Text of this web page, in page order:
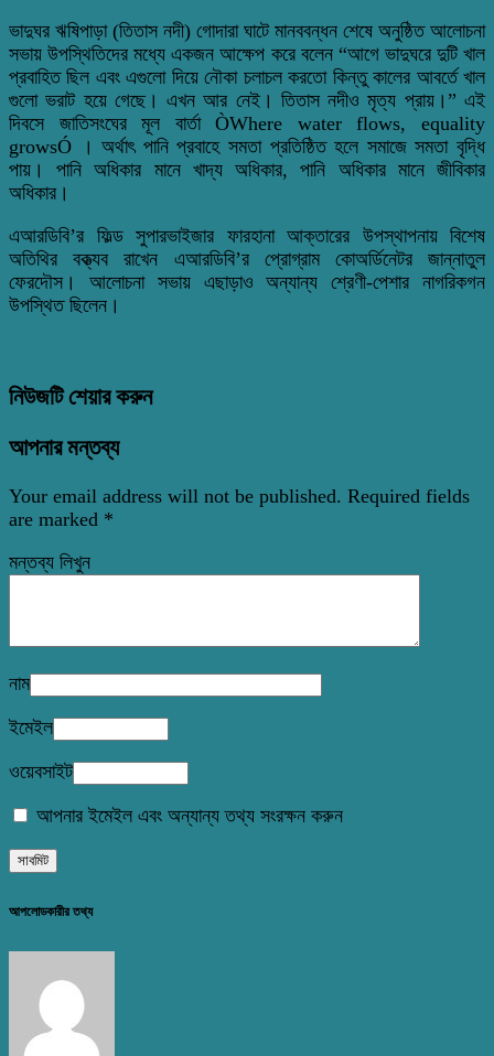
ভাদুঘর ঋষিপাড়া (তিতাস নদী) গোদারা ঘাটে মানববন্ধন শেষে অনুষ্ঠিত আলোচনা
সভায় উপস্থিতিদের মধ্যে একজন আক্ষেপ করে বলেন “আগে ভাদুঘরে দুটি খাল
প্রবাহিত ছিল এবং এগুলো দিয়ে নৌকা চলাচল করতো কিন্তু কালের আবর্তে খাল
গুলো ভরাট হয়ে গেছে। এখন আর নেই। তিতাস নদীও মৃত্য প্রায়।” এই
দিবসে জাতিসংঘের মূল বার্তা ÒWhere water flows, equality
growsÓ । অর্থাৎ পানি প্রবাহে সমতা প্রতিষ্ঠিত হলে সমাজে সমতা বৃদ্ধি
পায়। পানি অধিকার মানে খাদ্য অধিকার, পানি অধিকার মানে জীবিকার
অধিকার।
এআরডিবি’র ফিল্ড সুপারভাইজার ফারহানা আক্তারের উপস্থাপনায় বিশেষ
অতিথির বক্ত্যব রাখেন এআরডিবি’র প্রোগ্রাম কোঅর্ডিনেটর জান্নাতুল
ফেরদৌস। আলোচনা সভায় এছাড়াও অন্যান্য শ্রেণী-পেশার নাগরিকগন
উপস্থিত ছিলেন।
নিউজটি শেয়ার করুন
আপনার মন্তব্য
Your email address will not be published. Required fields
are marked *
মন্তব্য লিখুন
নাম
ইমেইল
ওয়েবসাইট
আপনার ইমেইল এবং অন্যান্য তথ্য সংরক্ষন করুন
আপলোডকারীর তথ্য